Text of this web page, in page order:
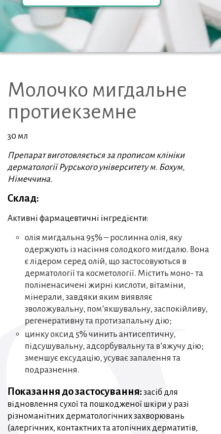
Молочко мигдальне
протиекземне
30 мл
Препарат виготовляється за прописом клініки
дерматології Рурського університету м. Бохум,
Німеччина.
Склад:
Активні фармацевтичні інгредієнти:
олія мигдальна 95% – рослинна олія, яку
одержують із насіння солодкого мигдалю. Вона
є лідером серед олій, що застосовуються в
дерматології та косметології. Містить моно- та
поліненасичені жирні кислоти, вітаміни,
мінерали, завдяки яким виявляє
зволожувальну, пом’якшувальну, заспокійливу,
регенеративну та протизапальну дію;
цинку оксид 5% чинить антисептичну,
підсушувальну, адсорбувальну та в’яжучу дію;
зменшує ексудацію, усуває запалення та
подразнення.
Показання до застосування: засіб для
відновлення сухої та пошкодженої шкіри у разі
різноманітних дерматологічних захворювань
(алергічних, контактних та атопічних дерматитів,